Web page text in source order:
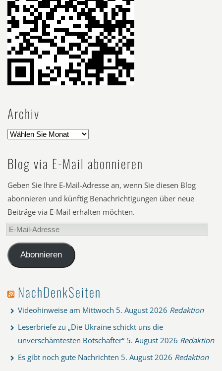
Archiv
Blog via E-Mail abonnieren
Geben Sie Ihre E-Mail-Adresse an, wenn Sie diesen Blog
abonnieren und künftig Benachrichtigungen über neue
Beiträge via E-Mail erhalten möchten.
E-
Mail-
AdresseAbonnieren
NachDenkSeiten
Videohinweise am Mittwoch 5. August 2026 Redaktion
Leserbriefe zu „Die Ukraine schickt uns die
unverschämtesten Botschafter“ 5. August 2026 Redaktion
Es gibt noch gute Nachrichten 5. August 2026 Redaktion